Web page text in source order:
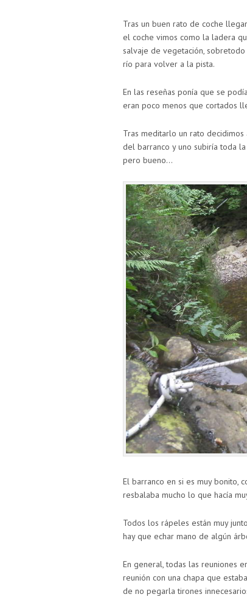
Tras un buen rato de coche
el coche vimos como la ladera
salvaje de vegetación,
río para volver a la pista.
En las reseñas ponía que se
eran poco menos que cortados
Tras meditarlo un rato
del barranco y uno subiría toda
pero bueno…
El barranco en si es muy bonito,
resbalaba mucho lo que hacía
Todos los rápeles están muy
hay que echar mano de algún
En general, todas las reuniones
reunión con una chapa que
de no pegarla tirones